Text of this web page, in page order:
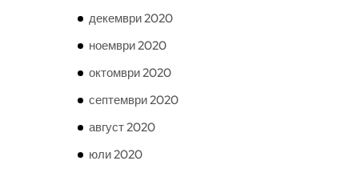
декември 2020
ноември 2020
октомври 2020
септември 2020
август 2020
юли 2020